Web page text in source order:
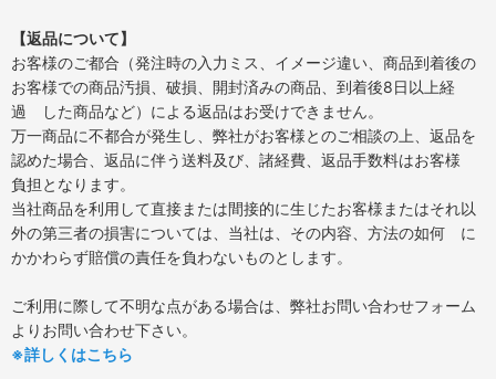
【返品について】
お客様のご都合（発注時の入力ミス、イメージ違い、商品到着後の
お客様での商品汚損、破損、開封済みの商品、到着後8日以上経
過 した商品など）による返品はお受けできません。
万一商品に不都合が発生し、弊社がお客様とのご相談の上、返品を
認めた場合、返品に伴う送料及び、諸経費、返品手数料はお客様
負担となります。
当社商品を利用して直接または間接的に生じたお客様またはそれ以
外の第三者の損害については、当社は、その内容、方法の如何 に
かかわらず賠償の責任を負わないものとします。
ご利用に際して不明な点がある場合は、弊社お問い合わせフォーム
よりお問い合わせ下さい。
※詳しくはこちら